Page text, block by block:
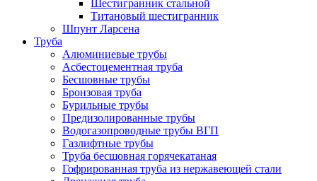
Шестигранник стальной
Титановый шестигранник
Шпунт Ларсена
Труба
Алюминиевые трубы
Асбестоцементная труба
Бесшовные трубы
Бронзовая труба
Бурильные трубы
Предизолированные трубы
Водогазопроводные трубы ВГП
Газлифтные трубы
Труба бесшовная горячекатаная
Гофрированная труба из нержавеющей стали